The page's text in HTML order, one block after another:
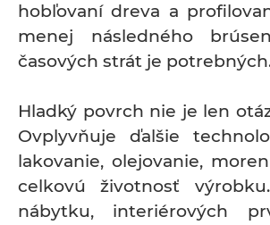
hobľovaní dreva a
menej následného
časových strát je
Hladký povrch nie je len
Ovplyvňuje ďalšie
lakovanie, olejovanie,
celkovú životnosť
nábytku, interiérových